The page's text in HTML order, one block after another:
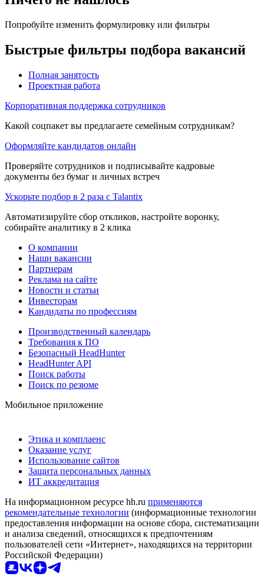
Попробуйте изменить формулировку или фильтры
Быстрые фильтры подбора вакансий
Полная занятость
Проектная работа
Корпоративная поддержка сотрудников
Какой соцпакет вы предлагаете семейным сотрудникам?
Оформляйте кандидатов онлайн
Проверяйте сотрудников и подписывайте кадровые
документы без бумаг и личных встреч
Ускорьте подбор в 2 раза с Talantix
Автоматизируйте сбор откликов, настройте воронку,
собирайте аналитику в 2 клика
О компании
Наши вакансии
Партнерам
Реклама на сайте
Новости и статьи
Инвесторам
Кандидаты по профессиям
Производственный календарь
Требования к ПО
Безопасный HeadHunter
HeadHunter API
Поиск работы
Поиск по резюме
Мобильное приложение
Этика и комплаенс
Оказание услуг
Использование сайтов
Защита персональных данных
ИТ аккредитация
На информационном ресурсе hh.ru применяются
рекомендательные технологии (информационные технологии
предоставления информации на основе сбора, систематизации
и анализа сведений, относящихся к предпочтениям
пользователей сети «Интернет», находящихся на территории
Российской Федерации)